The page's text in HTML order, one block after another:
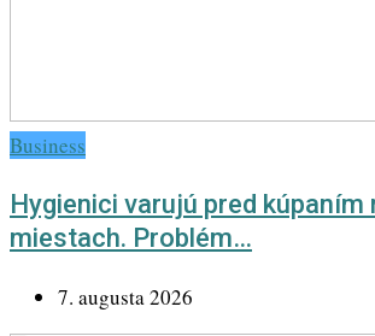
Business
Hygienici varujú pred kúpaním
miestach. Problém…
7. augusta 2026